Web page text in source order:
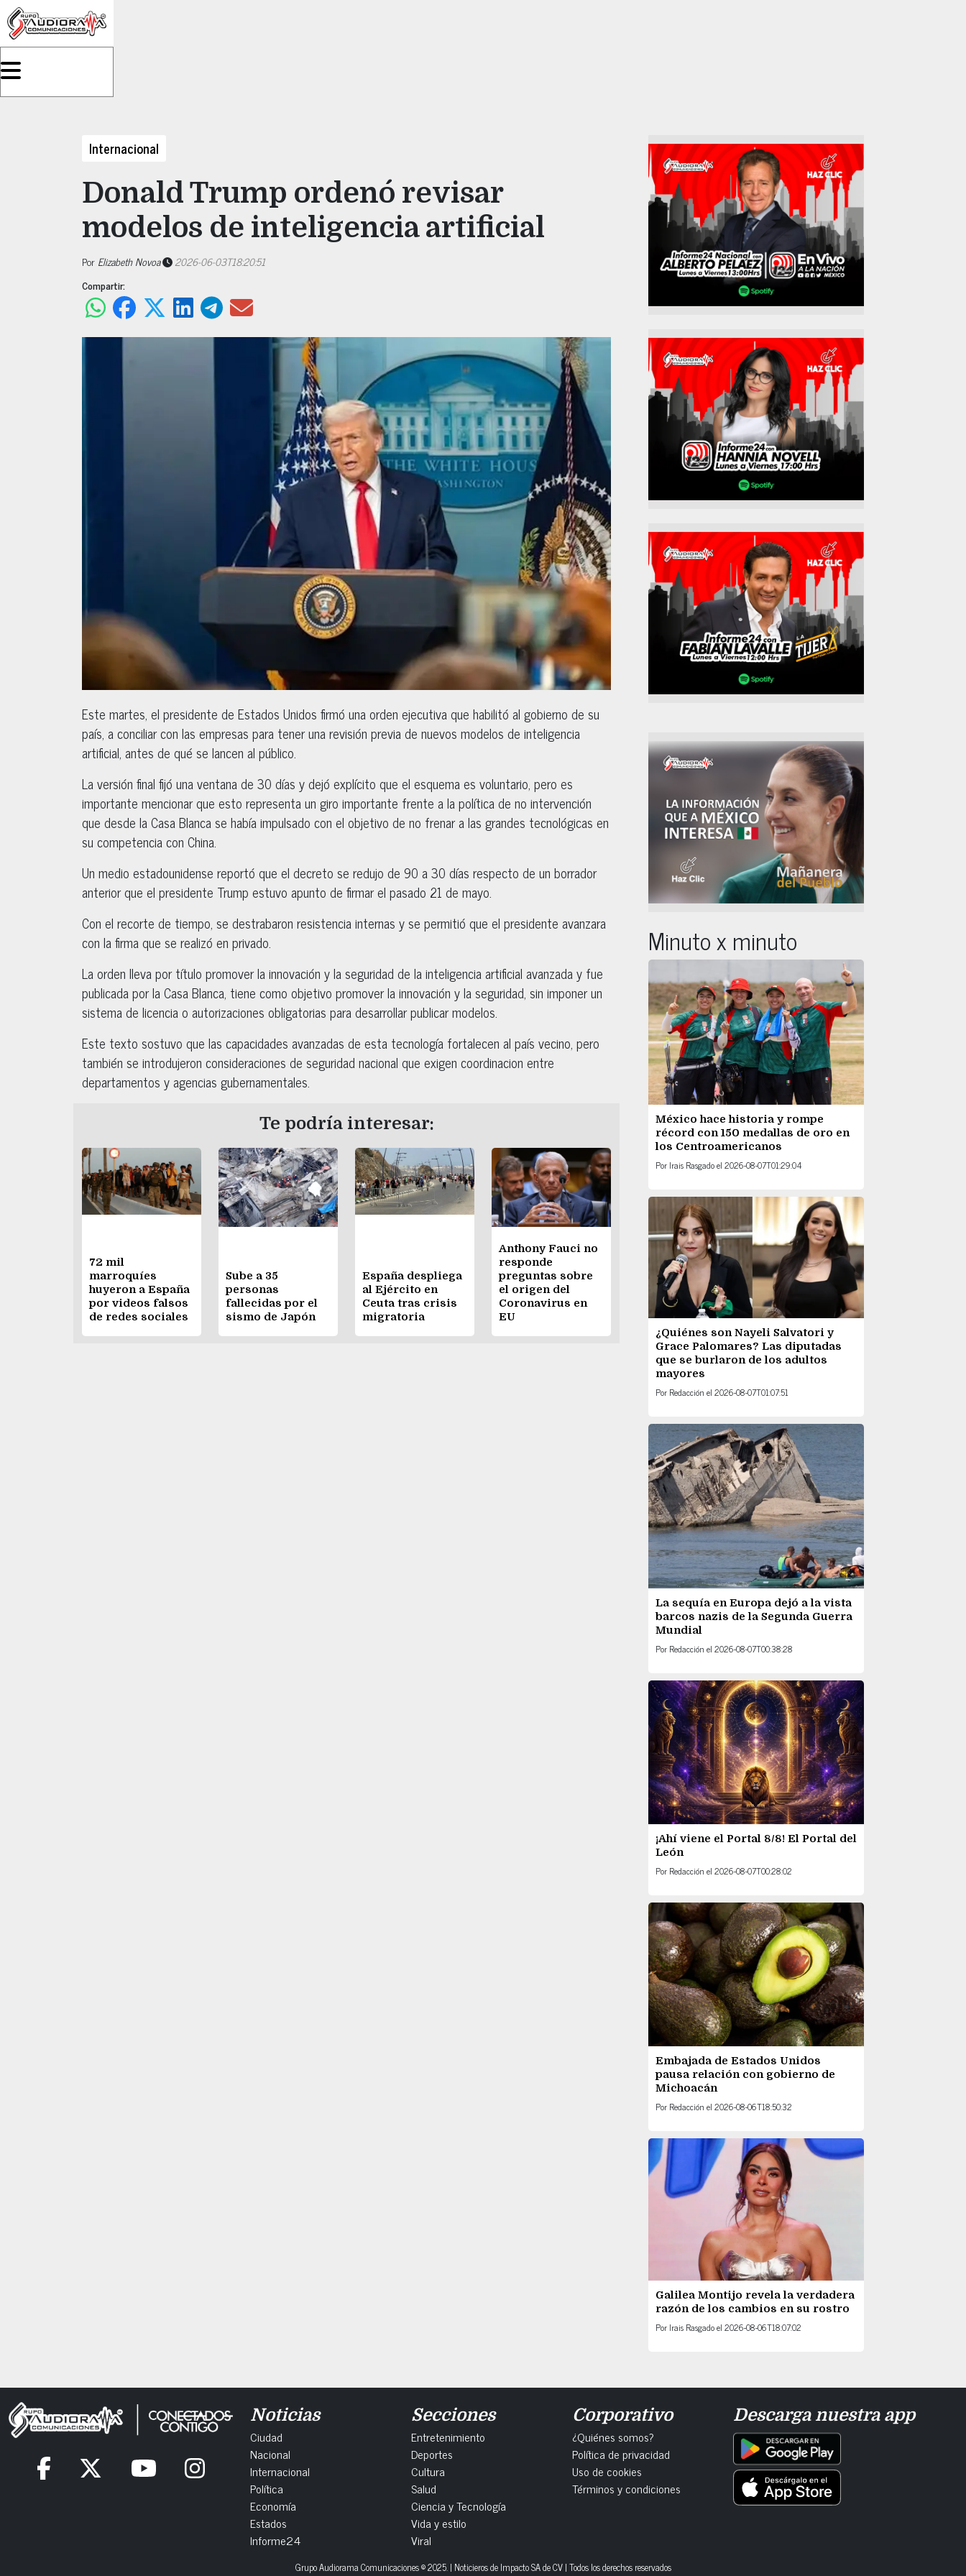
Internacional
Donald Trump ordenó revisar
modelos de inteligencia artificial
Por Elizabeth Novoa
2026-06-03T18:20:51
Compartir:
Este martes, el presidente de Estados Unidos firmó una orden ejecutiva que habilitó al gobierno de su
país, a conciliar con las empresas para tener una revisión previa de nuevos modelos de inteligencia
artificial, antes de qué se lancen al público.
La versión final fijó una ventana de 30 días y dejó explícito que el esquema es voluntario, pero es
importante mencionar que esto representa un giro importante frente a la política de no intervención
que desde la Casa Blanca se había impulsado con el objetivo de no frenar a las grandes tecnológicas en
su competencia con China.
Un medio estadounidense reportó que el decreto se redujo de 90 a 30 días respecto de un borrador
anterior que el presidente Trump estuvo apunto de firmar el pasado 21 de mayo.
Con el recorte de tiempo, se destrabaron resistencia internas y se permitió que el presidente avanzara
con la firma que se realizó en privado.
La orden lleva por título promover la innovación y la seguridad de la inteligencia artificial avanzada y fue
publicada por la Casa Blanca, tiene como objetivo promover la innovación y la seguridad, sin imponer un
sistema de licencia o autorizaciones obligatorias para desarrollar publicar modelos.
Este texto sostuvo que las capacidades avanzadas de esta tecnología fortalecen al país vecino, pero
también se introdujeron consideraciones de seguridad nacional que exigen coordinacion entre
departamentos y agencias gubernamentales.
Te podría interesar:
72 mil
marroquíes
huyeron a España
por videos falsos
de redes sociales
Sube a 35
personas
fallecidas por el
sismo de Japón
España despliega
al Ejército en
Ceuta tras crisis
migratoria
Anthony Fauci no
responde
preguntas sobre
el origen del
Coronavirus en
EU
Minuto x minuto
México hace historia y rompe
récord con 150 medallas de oro en
los Centroamericanos
Por Irais Rasgadoel 2026-08-07T01:29:04
¿Quiénes son Nayeli Salvatori y
Grace Palomares? Las diputadas
que se burlaron de los adultos
mayores
Por Redacción el 2026-08-07T01:07:51
La sequía en Europa dejó a la vista
barcos nazis de la Segunda Guerra
Mundial
Por Redacción el 2026-08-07T00:38:28
¡Ahí viene el Portal 8/8! El Portal del
León
Por Redacción el 2026-08-07T00:28:02
Embajada de Estados Unidos
pausa relación con gobierno de
Michoacán
Por Redacción el 2026-08-06T18:50:32
Galilea Montijo revela la verdadera
razón de los cambios en su rostro
Por Irais Rasgadoel 2026-08-06T18:07:02
Noticias
Ciudad
Nacional
Internacional
Política
Economía
Estados
Informe24
Secciones
Entretenimiento
Deportes
Cultura
Salud
Ciencia y Tecnología
Vida y estilo
Viral
Corporativo
¿Quiénes somos?
Política de privacidad
Uso de cookies
Términos y condiciones
Descarga nuestra app
Grupo Audiorama Comunicaciones © 2025. | Noticieros de Impacto SA de CV | Todos los derechos reservados